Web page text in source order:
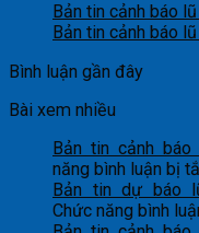
Bản tin cảnh báo
Bản tin cảnh báo
Bình luận gần đây
Bài xem nhiều
Bản tin cảnh
năng bình luận bị
Bản tin dự báo
Chức năng bình